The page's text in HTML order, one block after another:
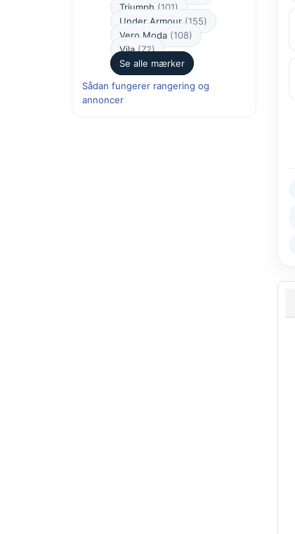
Triumph (101)
Under Armour (155)
Vero Moda (108)
Vila(72)
Se alle mærker
Sådan fungerer rangering og
annoncer